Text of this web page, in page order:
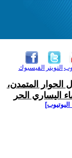
الفيسبوك التويتر
الحوار المتمدن،
اليساري الحر